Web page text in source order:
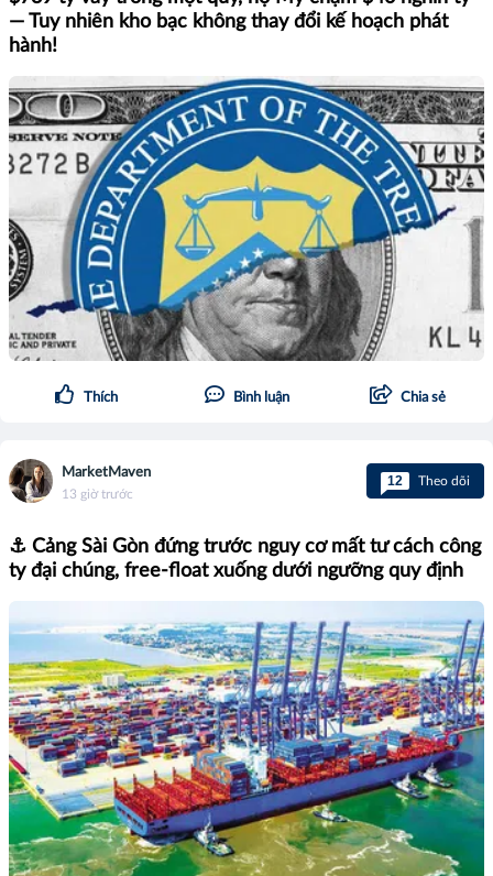
— Tuy nhiên kho bạc không thay đổi kế hoạch phát
hành!
Thích Bình luận Chia sẻ
MarketMaven
13 giờ trước
12 Theo dõi
⚓ Cảng Sài Gòn đứng trước nguy cơ mất tư cách công
ty đại chúng, free-float xuống dưới ngưỡng quy định